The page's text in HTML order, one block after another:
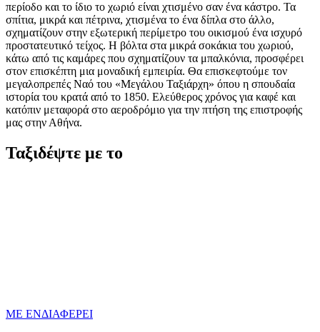
περίοδο και το ίδιο το χωριό είναι χτισμένο σαν ένα κάστρο. Τα
σπίτια, μικρά και πέτρινα, χτισμένα το ένα δίπλα στο άλλο,
σχηματίζουν στην εξωτερική περίμετρο του οικισμού ένα ισχυρό
προστατευτικό τείχος. Η βόλτα στα μικρά σοκάκια του χωριού,
κάτω από τις καμάρες που σχηματίζουν τα μπαλκόνια, προσφέρει
στον επισκέπτη μια μοναδική εμπειρία. Θα επισκεφτούμε τον
μεγαλοπρεπές Ναό του «Μεγάλου Ταξιάρχη» όπου η σπουδαία
ιστορία του κρατά από το 1850. Ελεύθερος χρόνος για καφέ και
κατόπιν μεταφορά στο αεροδρόμιο για την πτήση της επιστροφής
μας στην Αθήνα.
Ταξιδέψτε με το
ΜΕ ΕΝΔΙΑΦΕΡΕΙ